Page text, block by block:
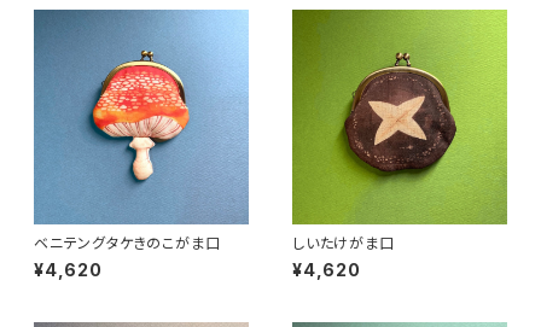
ベニテングタケきのこがま口
¥4,620
しいたけがま口
¥4,620